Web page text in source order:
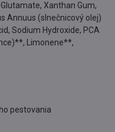
Xanthan Gum,
Annuus (slnečnicový olej)
Sodium Hydroxide, PCA
Limonene**,
pestovania